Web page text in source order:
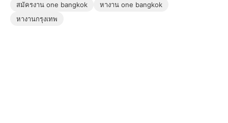
สมัครงาน one bangkok
หางาน one bangkok
หางานกรุงเทพ